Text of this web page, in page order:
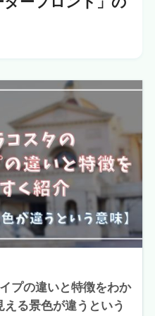
プの違いと特徴をわか
る景色が違うという